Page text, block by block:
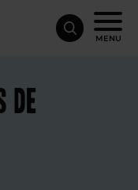
MENU